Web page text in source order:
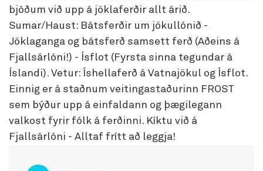
bjóðum við upp á jöklaferðir allt árið.
Sumar/Haust: Bátsferðir um jökullónið -
Jöklaganga og bátsferð samsett ferð (Aðeins á
Fjallsárlóni!) - Ísflot (Fyrsta sinna tegundar á
Íslandi). Vetur: Íshellaferð á Vatnajökul og Ísflot.
Einnig er á staðnum veitingastaðurinn FROST
sem býður upp á einfaldann og þægilegann
valkost fyrir fólk á ferðinni. Kíktu við á
Fjallsárlóni - Alltaf frítt að leggja!